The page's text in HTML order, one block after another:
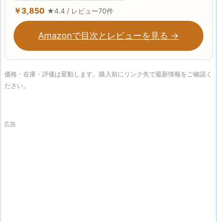
￥3,850 ★4.4 / レビュー70件
Amazonで目次とレビューを見る →
価格・在庫・評価は変動します。購入前にリンク先で最新情報をご確認く
ださい。
広告